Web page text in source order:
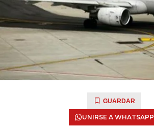
GUARDAR
UNIRSE A WHATSAPP